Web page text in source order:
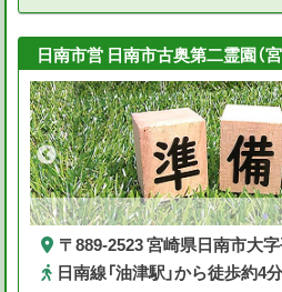
日南市営 日南市古奥第二霊園（宮
〒889-2523 宮崎県日南市大
日南線「油津駅」から徒歩約4分